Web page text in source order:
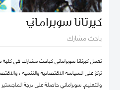
كيرتانا سوبراماني
باحث مشارك
تعمل كيرتانا سوبراماني كباحث مشارك في كلية
تركز على السياسة الاقتصادية والتنمية ،
والتعليم. سوبراماني حاصلة على درجة